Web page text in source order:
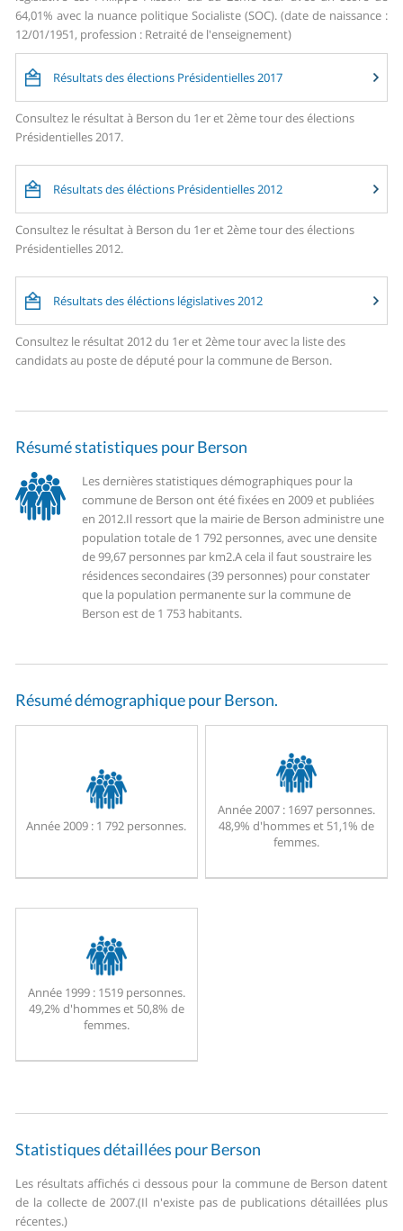
64,01% avec la nuance politique Socialiste (SOC). (date de naissance :
12/01/1951, profession : Retraité de l'enseignement)
Résultats des élections Présidentielles 2017
Consultez le résultat à Berson du 1er et 2ème tour des élections
Présidentielles 2017.
Résultats des éléctions Présidentielles 2012
Consultez le résultat à Berson du 1er et 2ème tour des élections
Présidentielles 2012.
Résultats des éléctions législatives 2012
Consultez le résultat 2012 du 1er et 2ème tour avec la liste des
candidats au poste de député pour la commune de Berson.
Résumé statistiques pour Berson
Les dernières statistiques démographiques pour la
commune de Berson ont été fixées en 2009 et publiées
en 2012.Il ressort que la mairie de Berson administre une
population totale de 1 792 personnes, avec une densite
de 99,67 personnes par km2.A cela il faut soustraire les
résidences secondaires (39 personnes) pour constater
que la population permanente sur la commune de
Berson est de 1 753 habitants.
Résumé démographique pour Berson.
Année 2009 : 1 792 personnes.
Année 2007 :1697 personnes.
48,9% d'hommes et 51,1% de
femmes.
Année 1999 :1519 personnes.
49,2% d'hommes et 50,8% de
femmes.
Statistiques détaillées pour Berson
Les résultats affichés ci dessous pour la commune de Berson datent
de la collecte de 2007.(Il n'existe pas de publications détaillées plus
récentes.)